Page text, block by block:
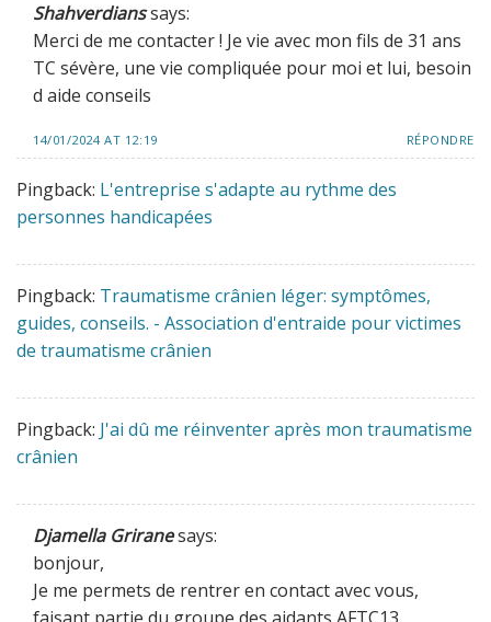
Shahverdianssays:
Merci de me contacter ! Je vie avec mon fils de 31 ans
TC sévère, une vie compliquée pour moi et lui, besoin
d aide conseils
14/01/2024 AT 12:19 RÉPONDRE
Pingback: L'entreprise s'adapte au rythme des
personnes handicapées
Pingback: Traumatisme crânien léger: symptômes,
guides, conseils. - Association d'entraide pour victimes
de traumatisme crânien
Pingback: J'ai dû me réinventer après mon traumatisme
crânien
Djamella Griranesays:
bonjour,
Je me permets de rentrer en contact avec vous,